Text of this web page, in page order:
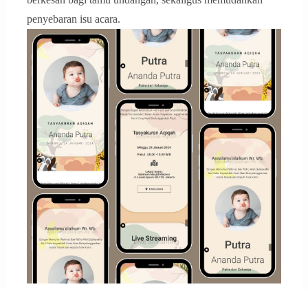
penyebaran isu acara.